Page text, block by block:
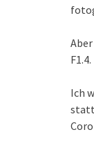
F1.4.
Ich
statt